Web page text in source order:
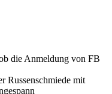
die Anmeldung von FB
Russenschmiede mit